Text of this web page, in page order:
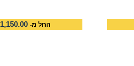
החל מ-1,150.00